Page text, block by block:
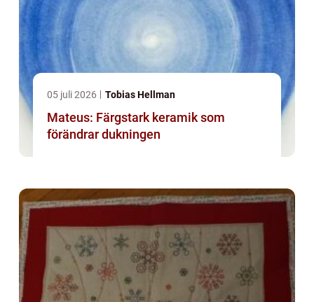
05 juli 2026 Tobias Hellman
Mateus: Färgstark keramik som
förändrar dukningen